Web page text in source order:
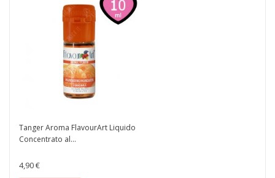
Tanger Aroma FlavourArt Liquido
Concentrato al...
4,90 €